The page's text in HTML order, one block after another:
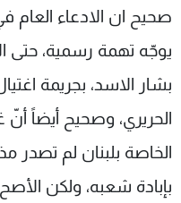
صحيح ان الادعاء العام
يوجّه تهمة رسمية، حتى
بشار الاسد، بجريمة
الحريري، وصحيح أيضاً أنّ
الخاصة بلبنان لم تصدر
بإبادة شعبه، ولكن
منوعات
كأس العالم
البرامج
جدول البرامج
شاهد البرامج